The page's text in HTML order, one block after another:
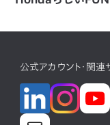
公式アカウント・関連